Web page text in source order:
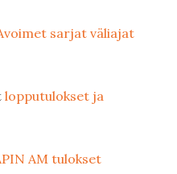
sarjat väliajat
lopputulokset ja
AM tulokset